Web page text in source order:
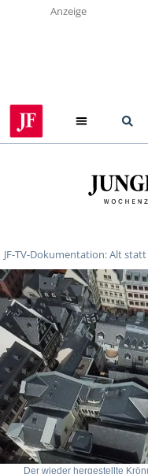
Anzeige
JF-TV-Dokumentation: Alt
Der wieder hergestellte